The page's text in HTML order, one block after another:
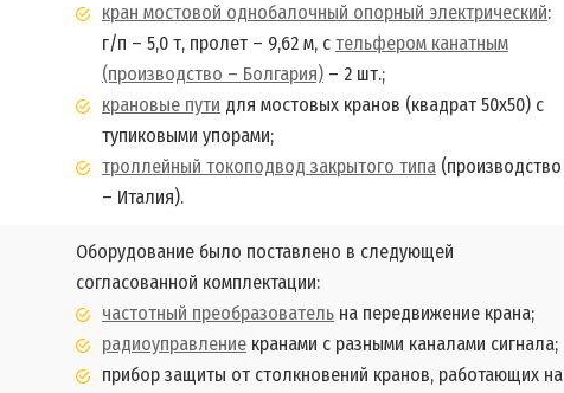
кран мостовой однобалочный опорный электрический:
г/п – 5,0 т, пролет – 9,62 м, с тельфером канатным
(производство – Болгария) – 2 шт.;
крановые пути для мостовых кранов (квадрат 50х50) с
тупиковыми упорами;
троллейный токоподвод закрытого типа (производство
– Италия).
Оборудование было поставлено в следующей
согласованной комплектации:
частотный преобразователь на передвижение крана;
радиоуправление кранами с разными каналами сигнала;
прибор защиты от столкновений кранов, работающих на